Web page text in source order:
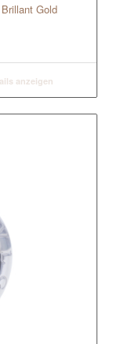
Gold
anzeigen